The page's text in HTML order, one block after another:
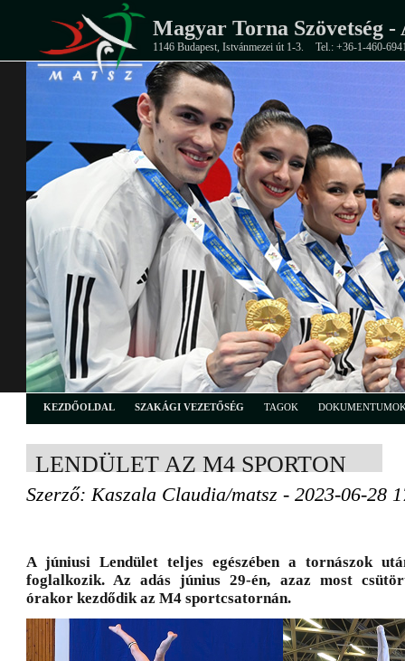
Magyar Torna Szövetség -
1146 Budapest, Istvánmezei út 1-3. Tel.: +36-1-460-
KEZDŐOLDAL SZAKÁGI VEZETŐSÉG TAGOK
LENDÜLET AZ M4 SPORTON
Szerző: Kaszala Claudia/matsz - 2023-06-28
A júniusi Lendület teljes egészében a tornászok
foglalkozik. Az adás június 29-én, azaz most
órakor kezdődik az M4 sportcsatornán.